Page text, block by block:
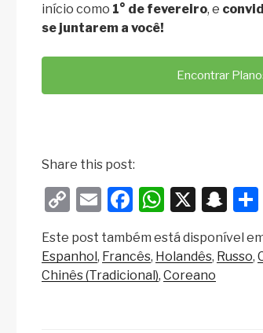
início como 1° de fevereiro, e
se juntarem a você!
Encontrar
Share this post:
C
p
y
E
m
ail
F
a
c
e
W
h
at
s
X
S
a
Este post também está disponível
Espanhol Francês Holandês Russo
Chinês (Tradicional) Coreano